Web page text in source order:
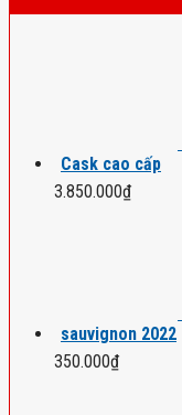
Cask cao cấp
3.850.000₫
sauvignon 2022
350.000₫